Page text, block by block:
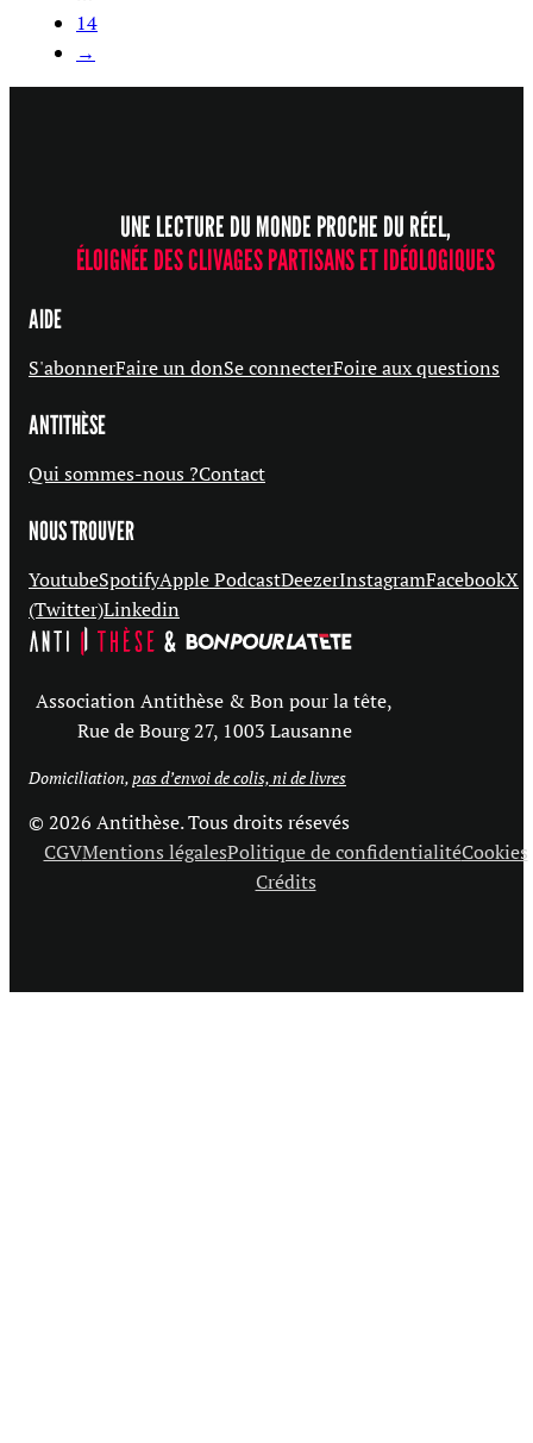
14
→
UNE LECTURE DU MONDE PROCHE DU RÉEL,
ÉLOIGNÉE DES CLIVAGES PARTISANS ET IDÉOLOGIQUES
AIDE
S'abonnerFaire un donSe connecterFoire aux questions
ANTITHÈSE
Qui sommes-nous ?Contact
NOUS TROUVER
YoutubeSpotifyApple PodcastDeezerInstagramFacebookX
(Twitter)Linkedin
Association Antithèse & Bon pour la tête,
Rue de Bourg 27, 1003 Lausanne
Domiciliation,pas d’envoi de colis, ni de livres
© 2026 Antithèse. Tous droits résevés
CGVMentions légalesPolitique de confidentialitéCookies
Crédits